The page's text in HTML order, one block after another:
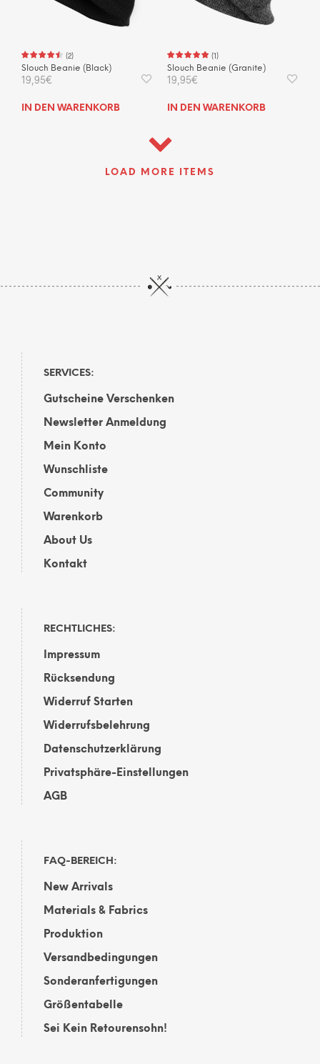
(2)
Slouch Beanie (Black)
19,95€
IN DEN WARENKORB
(1)
Slouch Beanie (Granite)
19,95€
IN DEN WARENKORB
LOAD MORE ITEMS
SERVICES:
Gutscheine Verschenken
Newsletter Anmeldung
Mein Konto
Wunschliste
Community
Warenkorb
About Us
Kontakt
RECHTLICHES:
Impressum
Rücksendung
Widerruf Starten
Widerrufsbelehrung
Datenschutzerklärung
Privatsphäre-Einstellungen
AGB
FAQ-BEREICH:
New Arrivals
Materials & Fabrics
Produktion
Versandbedingungen
Sonderanfertigungen
Größentabelle
Sei Kein Retourensohn!